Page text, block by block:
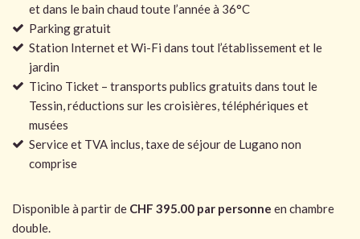
et dans le bain chaud toute l’année à 36°C
Parking gratuit
Station Internet et Wi-Fi dans tout l’établissement et le
jardin
Ticino Ticket – transports publics gratuits dans tout le
Tessin, réductions sur les croisières, téléphériques et
musées
Service et TVA inclus, taxe de séjour de Lugano non
comprise
Disponible à partir de CHF 395.00 par personne en chambre
double.